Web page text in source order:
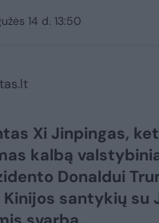
14 d. 13:50
Xi Jinpingas,
kalbą
Donaldui
Kinijos santykių su